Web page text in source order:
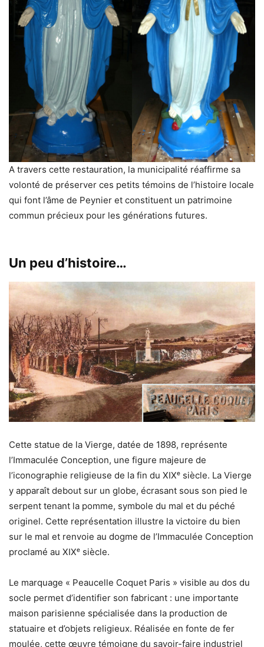
A travers cette restauration, la municipalité réaffirme sa
volonté de préserver ces petits témoins de l’histoire locale
qui font l’âme de Peynier et constituent un patrimoine
commun précieux pour les générations futures.
Un peu d’histoire…
Cette statue de la Vierge, datée de 1898, représente
l’Immaculée Conception, une figure majeure de
l’iconographie religieuse de la fin du XIXᵉ siècle. La Vierge
y apparaît debout sur un globe, écrasant sous son pied le
serpent tenant la pomme, symbole du mal et du péché
originel. Cette représentation illustre la victoire du bien
sur le mal et renvoie au dogme de l’Immaculée Conception
proclamé au XIXᵉ siècle.
Le marquage « Peaucelle Coquet Paris » visible au dos du
socle permet d’identifier son fabricant : une importante
maison parisienne spécialisée dans la production de
statuaire et d’objets religieux. Réalisée en fonte de fer
moulée, cette œuvre témoigne du savoir-faire industriel